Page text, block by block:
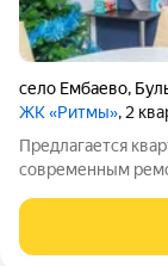
село Ембаево,
ЖК «Ритмы», 2
Предлагается
современным
м2Санузел 4,6 м2
Малоэтажный